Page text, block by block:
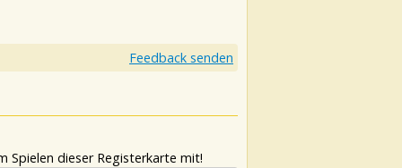
Feedback senden
Spielen dieser Registerkarte mit!